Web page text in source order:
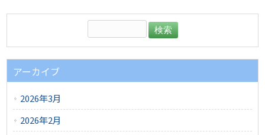
アーカイブ
2026年3月
2026年2月